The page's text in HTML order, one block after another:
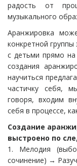
радость от
музыкального
Аранжировка
конкретной
с детьми прямо на
создания
научиться
частичку себя,
говоря, входим
себя в процессе,
Создание
выстроено по
1. Мелодия
сочинение) →